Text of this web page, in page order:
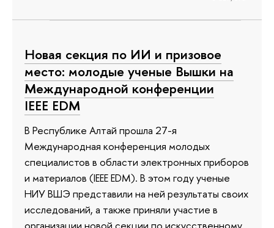
Новая секция по ИИ и призовое
место: молодые ученые Вышки на
Международной конференции
IEEE EDM
В Республике Алтай прошла 27-я
Международная конференция молодых
специалистов в области электронных приборов
и материалов (IEEE EDM). В этом году ученые
НИУ ВШЭ представили на ней результаты своих
исследований, а также приняли участие в